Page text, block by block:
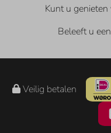
Kunt u
Beleeft u
Veilig betalen